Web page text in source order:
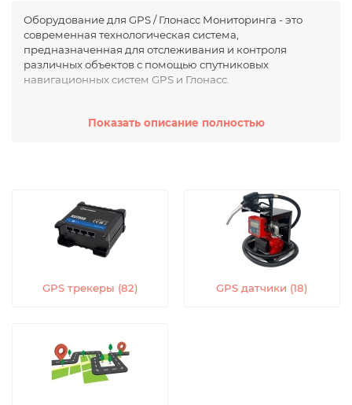
Оборудование для GPS / Глонасс Мониторинга - это
современная технологическая система,
предназначенная для отслеживания и контроля
различных объектов с помощью спутниковых
навигационных систем GPS и Глонасс.
устройств, таких как трекеры и приемники сигналов
энергетика, сельское хозяйство и других.
Основные функции оборудования для GPS / Глонасс
Мониторинга включают в себя определение точных
координат объектов, отслеживание маршрутов и
установленных ограничений, а также наблюдение за
Глонасс, данное оборудование позволяет улучшить
эффективность и безопасность работы объектов,
обеспечить более точное планирование и управление,
Показать описание полностью
GPS трекеры (82) GPS датчики (18)